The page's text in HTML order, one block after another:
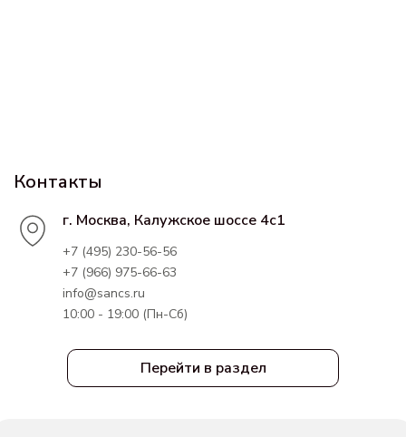
Перейти в раздел
Контакты
г. Москва, Калужское шоссе 4с1
+7 (495) 230-56-56
+7 (966) 975-66-63
info@sancs.ru
10:00 - 19:00 (Пн-Сб)